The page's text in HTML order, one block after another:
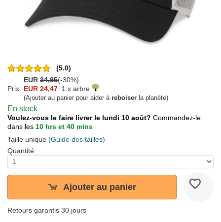
(5.0)
EUR 34,95(-30%)
Prix: EUR 24,47 1 x arbre
(Ajouter au panier pour aider à reboiser la planète)
En stock
Voulez-vous le faire livrer le lundi 10 août? Commandez-le
dans les 10 hrs et 40 mins
Taille unique (Guide des tailles)
Quantité
Ajouter au panier
Retours garantis 30 jours